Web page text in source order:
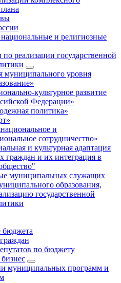
и религиозные
реализации государственной
муниципального уровня
культурное развитие
Федерации»
политика»
и
сотрудничество»
и культурная адаптация
граждан и их интеграция в
муниципальных служащих
образования,
государственной
бюджета
по бюджету
муниципальных программ и